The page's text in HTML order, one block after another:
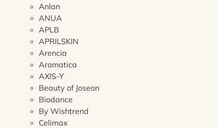
Anlan
ANUA
APLB
APRILSKIN
Arencia
Aromatica
AXIS-Y
Beauty of Joseon
Biodance
By Wishtrend
Celimax